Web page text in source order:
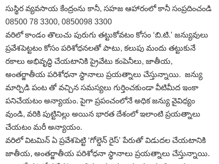
సుస్థిర వ్యవసాయ కేంద్రంను కానీ, సహజ ఆహారంలో కానీ సంప్రదించండి
08500 78 3300, 0850098 3300
వరిలో కాండం తొలుచు పురుగు తట్టుకోవటం కోసం ‘బి.టి.’ జన్యువులు
ప్రవేశపెట్టటం కోసం పరిశోధనలతో పాటు, కలుపు మందు తట్టుకునే
రకాలు అభివృద్ధి చేయటానికి ప్రైవేటు కంపెనీలు, జాతీయ,
అంతర్జాతీయ పరిశోధనా స్థానాలు ప్రయత్నాలు చేస్తున్నాయి. జన్యు
మార్పిడి పంట తో వచ్చిన సమస్యలు గుర్తించకుండా వీటిమీద ఇంకా
పనిచేయటం అన్యాయం. పైగా ప్రపంచంలోనే అధిక జన్యు వైవిధ్యం
వుండి, వరికి పుట్టినిల్లు అయిన భారత దేశంలో ఇలాంటి ప్రయత్నాలు
చేయటం మరీ అన్యాయం.
వరిలో విటమిన్‌ ఏ ప్రవేశపెట్టి ‘గోల్డెన్‌ రైస్‌’ పేరుతో విడుదల చేయటానికి
జాతీయ, అంతర్జాతీయ పరిశోధనా స్థానాలు ప్రయత్నాలు చేస్తున్నాయి.